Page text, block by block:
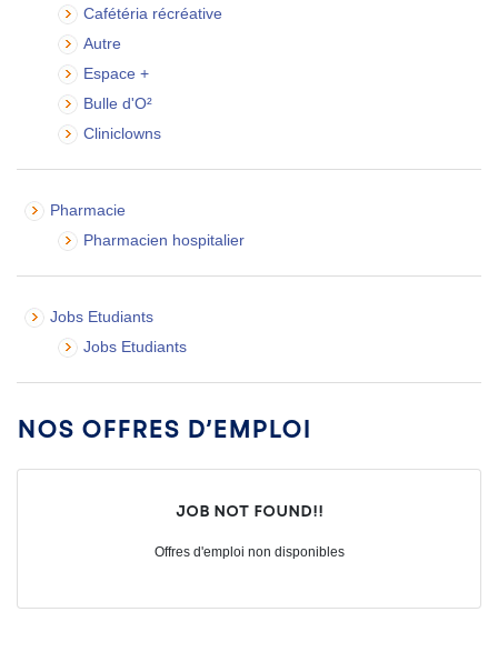
Cafétéria récréative
Autre
Espace +
Bulle d'O²
Cliniclowns
Pharmacie
Pharmacien hospitalier
Jobs Etudiants
Jobs Etudiants
Nos offres d’emploi
Job not found!!
Offres d'emploi non disponibles